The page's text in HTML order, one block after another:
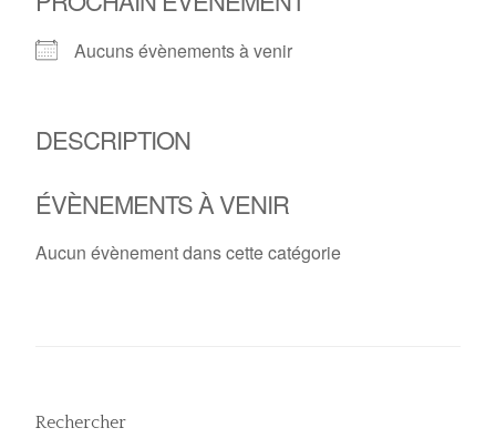
Aucuns évènements à venir
DESCRIPTION
ÉVÈNEMENTS À VENIR
Aucun évènement dans cette catégorie
Rechercher